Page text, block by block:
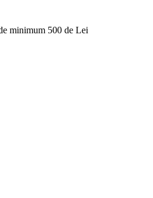
minimum 500 de Lei